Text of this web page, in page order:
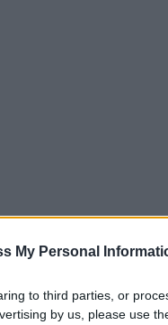
My Personal
to third parties, or
by us, please use